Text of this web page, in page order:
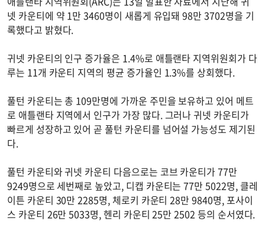
넷 카운티에 약 1만 3460명이 새롭게 유입돼 98만 3702명을 기
록했다고 밝혔다.
귀넷 카운티의 인구 증가율은 1.4%로 애틀랜타 지역위원회가 다
루는 11개 카운티 지역의 평균 증가율인 1.3%를 상회했다.
풀턴 카운티는 총 109만명에 가까운 주민을 보유하고 있어 메트
로 애틀랜타 지역에서 인구가 가장 많다. 그러나 귀넷 카운티가
빠르게 성장하고 있어 곧 풀턴 카운티를 넘어설 가능성도 제기된
다.
풀턴 카운티와 귀넷 카운티 다음으로는 코브 카운티가 77만
9249명으로 세번째로 높았고, 디캡 카운티는 77만 5022명, 클레
이튼 카운티 30만 2285명, 체로키 카운티 28만 9840명, 포사이
스 카운티 26만 5033명, 헨리 카운티 25만 2502 등의 순서였다.